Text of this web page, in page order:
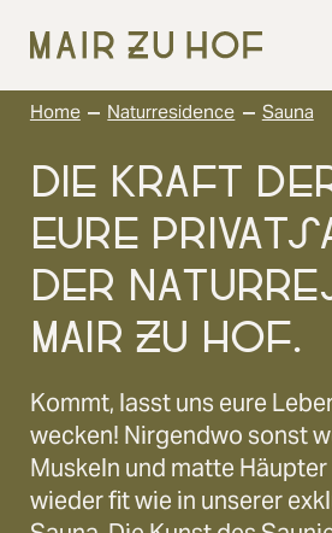
Home – Naturresidence – Sauna
DIE KRAFT
EURE
DER
MAIR ZU HOF.
Kommt, lasst uns eure
wecken! Nirgendwo sonst
Muskeln und matte
wieder fit wie in unserer